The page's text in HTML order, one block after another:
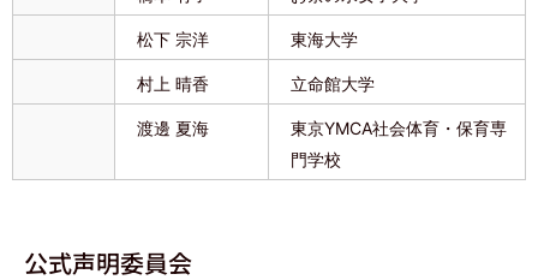
松下 宗洋 東海大学
村上 晴香 立命館大学
渡邊 夏海
東京YMCA社会体育・保育専
門学校
公式声明委員会